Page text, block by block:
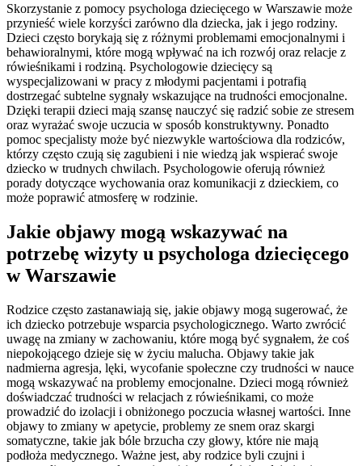
Skorzystanie z pomocy psychologa dziecięcego w Warszawie może
przynieść wiele korzyści zarówno dla dziecka, jak i jego rodziny.
Dzieci często borykają się z różnymi problemami emocjonalnymi i
behawioralnymi, które mogą wpływać na ich rozwój oraz relacje z
rówieśnikami i rodziną. Psychologowie dziecięcy są
wyspecjalizowani w pracy z młodymi pacjentami i potrafią
dostrzegać subtelne sygnały wskazujące na trudności emocjonalne.
Dzięki terapii dzieci mają szansę nauczyć się radzić sobie ze stresem
oraz wyrażać swoje uczucia w sposób konstruktywny. Ponadto
pomoc specjalisty może być niezwykle wartościowa dla rodziców,
którzy często czują się zagubieni i nie wiedzą jak wspierać swoje
dziecko w trudnych chwilach. Psychologowie oferują również
porady dotyczące wychowania oraz komunikacji z dzieckiem, co
może poprawić atmosferę w rodzinie.
Jakie objawy mogą wskazywać na
potrzebę wizyty u psychologa dziecięcego
w Warszawie
Rodzice często zastanawiają się, jakie objawy mogą sugerować, że
ich dziecko potrzebuje wsparcia psychologicznego. Warto zwrócić
uwagę na zmiany w zachowaniu, które mogą być sygnałem, że coś
niepokojącego dzieje się w życiu malucha. Objawy takie jak
nadmierna agresja, lęki, wycofanie społeczne czy trudności w nauce
mogą wskazywać na problemy emocjonalne. Dzieci mogą również
doświadczać trudności w relacjach z rówieśnikami, co może
prowadzić do izolacji i obniżonego poczucia własnej wartości. Inne
objawy to zmiany w apetycie, problemy ze snem oraz skargi
somatyczne, takie jak bóle brzucha czy głowy, które nie mają
podłoża medycznego. Ważne jest, aby rodzice byli czujni i